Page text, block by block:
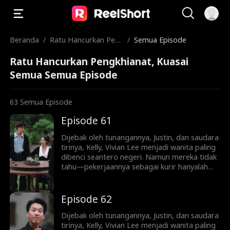
Beranda / Ratu Hancurkan Pen
ua
/ Semua Episode
Ratu Hancurkan Pengkhianat, Kuasai
Semua Semua Episode
63 Semua Episode
Episode 61
Dijebak oleh tunangannya, Justin, dan saudara
tirinya, Kelly, Vivian Lee menjadi wanita paling
dibenci seantero negeri. Namun mereka tidak
tahu—pekerjaannya sebagai kurir hanyalah
Lee. Mulai dari menjatuhkan lawan lewat
siaran langsung dan konflik keluarga, hingga
melatih Ryan Shaw yang pemalu menjadi
pewaris tangguh, Vivian memainkan
Episode 62
Dijebak oleh tunangannya, Justin, dan saudara
tirinya, Kelly, Vivian Lee menjadi wanita paling